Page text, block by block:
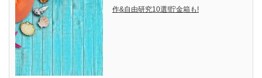
作&自由研究10選!貯金箱も!